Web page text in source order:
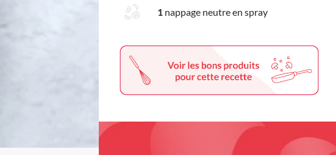
1 nappage neutre en spray